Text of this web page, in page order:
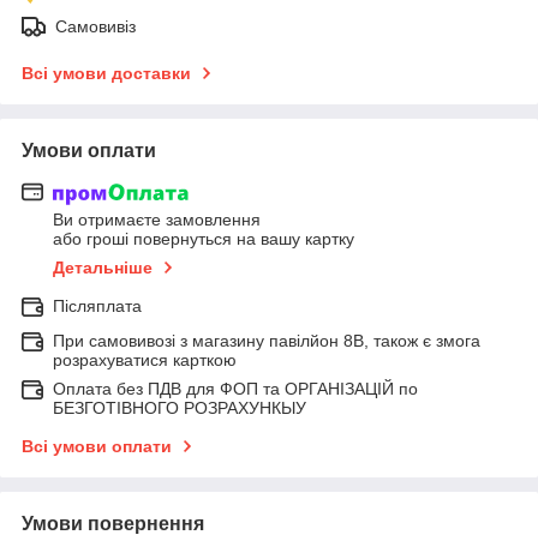
Самовивіз
Всі умови доставки
Умови оплати
Ви отримаєте замовлення
або гроші повернуться на вашу картку
Детальніше
Післяплата
При самовивозі з магазину павілйон 8В, також є змога
розрахуватися карткою
Оплата без ПДВ для ФОП та ОРГАНІЗАЦІЙ по
БЕЗГОТІВНОГО РОЗРАХУНКЫУ
Всі умови оплати
Умови повернення